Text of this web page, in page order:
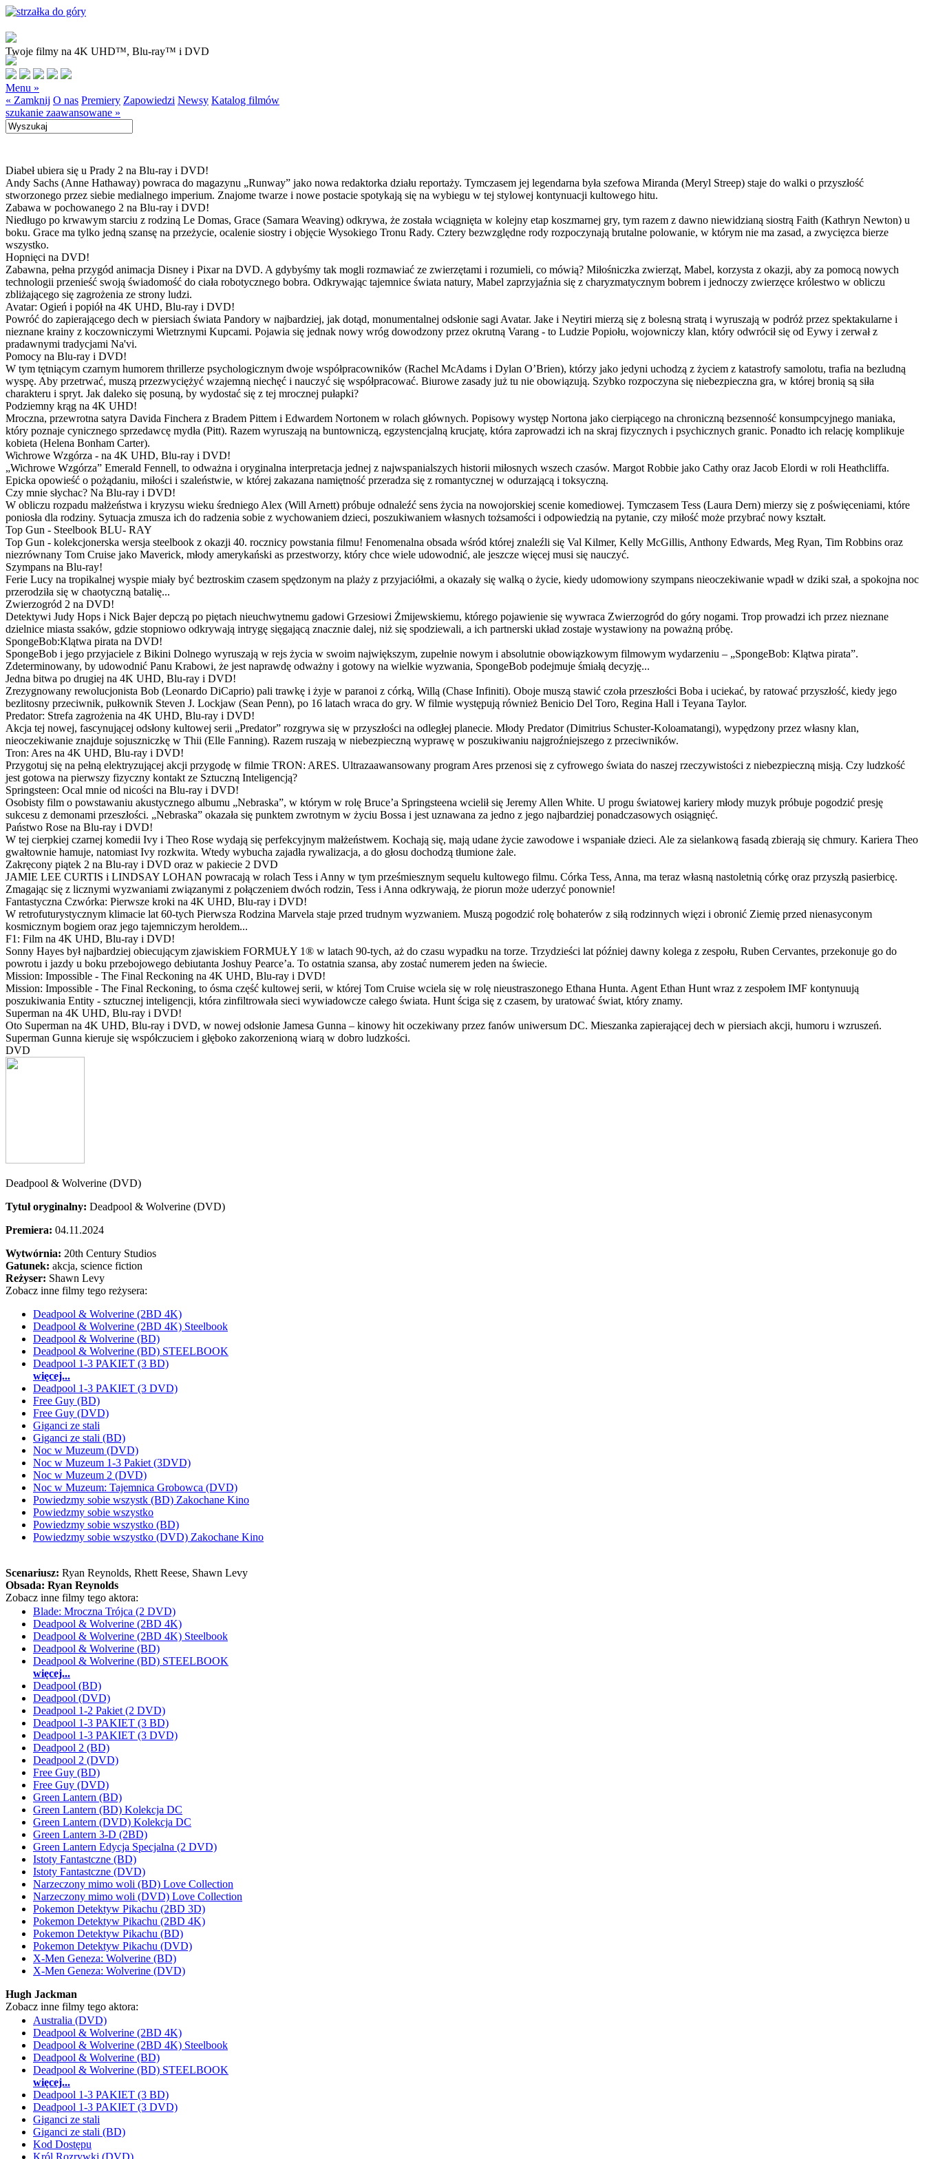
Twoje filmy na 4K UHD™, Blu-ray™ i DVD
Menu »
« Zamknij O nas Premiery Zapowiedzi Newsy Katalog filmów
szukanie zaawansowane »
Diabeł ubiera się u Prady 2 na Blu-ray i DVD!
Andy Sachs (Anne Hathaway) powraca do magazynu „Runway” jako nowa redaktorka działu reportaży. Tymczasem jej legendarna była szefowa Miranda (Meryl Streep) staje do walki o przyszłość
stworzonego przez siebie medialnego imperium. Znajome twarze i nowe postacie spotykają się na wybiegu w tej stylowej kontynuacji kultowego hitu.
Zabawa w pochowanego 2 na Blu-ray i DVD!
Niedługo po krwawym starciu z rodziną Le Domas, Grace (Samara Weaving) odkrywa, że została wciągnięta w kolejny etap koszmarnej gry, tym razem z dawno niewidzianą siostrą Faith (Kathryn Newton) u
boku. Grace ma tylko jedną szansę na przeżycie, ocalenie siostry i objęcie Wysokiego Tronu Rady. Cztery bezwzględne rody rozpoczynają brutalne polowanie, w którym nie ma zasad, a zwycięzca bierze
wszystko.
Hopnięci na DVD!
Zabawna, pełna przygód animacja Disney i Pixar na DVD. A gdybyśmy tak mogli rozmawiać ze zwierzętami i rozumieli, co mówią? Miłośniczka zwierząt, Mabel, korzysta z okazji, aby za pomocą nowych
technologii przenieść swoją świadomość do ciała robotycznego bobra. Odkrywając tajemnice świata natury, Mabel zaprzyjaźnia się z charyzmatycznym bobrem i jednoczy zwierzęce królestwo w obliczu
zbliżającego się zagrożenia ze strony ludzi.
Avatar: Ogień i popiół na 4K UHD, Blu-ray i DVD!
Powróć do zapierającego dech w piersiach świata Pandory w najbardziej, jak dotąd, monumentalnej odsłonie sagi Avatar. Jake i Neytiri mierzą się z bolesną stratą i wyruszają w podróż przez spektakularne i
nieznane krainy z koczowniczymi Wietrznymi Kupcami. Pojawia się jednak nowy wróg dowodzony przez okrutną Varang - to Ludzie Popiołu, wojowniczy klan, który odwrócił się od Eywy i zerwał z
pradawnymi tradycjami Na'vi.
Pomocy na Blu-ray i DVD!
W tym tętniącym czarnym humorem thrillerze psychologicznym dwoje współpracowników (Rachel McAdams i Dylan O’Brien), którzy jako jedyni uchodzą z życiem z katastrofy samolotu, trafia na bezludną
wyspę. Aby przetrwać, muszą przezwyciężyć wzajemną niechęć i nauczyć się współpracować. Biurowe zasady już tu nie obowiązują. Szybko rozpoczyna się niebezpieczna gra, w której bronią są siła
charakteru i spryt. Jak daleko się posuną, by wydostać się z tej mrocznej pułapki?
Podziemny krąg na 4K UHD!
Mroczna, przewrotna satyra Davida Finchera z Bradem Pittem i Edwardem Nortonem w rolach głównych. Popisowy występ Nortona jako cierpiącego na chroniczną bezsenność konsumpcyjnego maniaka,
który poznaje cynicznego sprzedawcę mydła (Pitt). Razem wyruszają na buntowniczą, egzystencjalną krucjatę, która zaprowadzi ich na skraj fizycznych i psychicznych granic. Ponadto ich relację komplikuje
kobieta (Helena Bonham Carter).
Wichrowe Wzgórza - na 4K UHD, Blu-ray i DVD!
„Wichrowe Wzgórza” Emerald Fennell, to odważna i oryginalna interpretacja jednej z najwspanialszych historii miłosnych wszech czasów. Margot Robbie jako Cathy oraz Jacob Elordi w roli Heathcliffa.
Epicka opowieść o pożądaniu, miłości i szaleństwie, w której zakazana namiętność przeradza się z romantycznej w odurzającą i toksyczną.
Czy mnie słychac? Na Blu-ray i DVD!
W obliczu rozpadu małżeństwa i kryzysu wieku średniego Alex (Will Arnett) próbuje odnaleźć sens życia na nowojorskiej scenie komediowej. Tymczasem Tess (Laura Dern) mierzy się z poświęceniami, które
poniosła dla rodziny. Sytuacja zmusza ich do radzenia sobie z wychowaniem dzieci, poszukiwaniem własnych tożsamości i odpowiedzią na pytanie, czy miłość może przybrać nowy kształt.
Top Gun - Steelbook BLU- RAY
Top Gun - kolekcjonerska wersja steelbook z okazji 40. rocznicy powstania filmu! Fenomenalna obsada wśród której znaleźli się Val Kilmer, Kelly McGillis, Anthony Edwards, Meg Ryan, Tim Robbins oraz
niezrównany Tom Cruise jako Maverick, młody amerykański as przestworzy, który chce wiele udowodnić, ale jeszcze więcej musi się nauczyć.
Szympans na Blu-ray!
Ferie Lucy na tropikalnej wyspie miały być beztroskim czasem spędzonym na plaży z przyjaciółmi, a okazały się walką o życie, kiedy udomowiony szympans nieoczekiwanie wpadł w dziki szał, a spokojna noc
przerodziła się w chaotyczną batalię...
Zwierzogród 2 na DVD!
Detektywi Judy Hops i Nick Bajer depczą po piętach nieuchwytnemu gadowi Grzesiowi Żmijewskiemu, którego pojawienie się wywraca Zwierzogród do góry nogami. Trop prowadzi ich przez nieznane
dzielnice miasta ssaków, gdzie stopniowo odkrywają intrygę sięgającą znacznie dalej, niż się spodziewali, a ich partnerski układ zostaje wystawiony na poważną próbę.
SpongeBob:Klątwa pirata na DVD!
SpongeBob i jego przyjaciele z Bikini Dolnego wyruszają w rejs życia w swoim największym, zupełnie nowym i absolutnie obowiązkowym filmowym wydarzeniu – „SpongeBob: Klątwa pirata”.
Zdeterminowany, by udowodnić Panu Krabowi, że jest naprawdę odważny i gotowy na wielkie wyzwania, SpongeBob podejmuje śmiałą decyzję...
Jedna bitwa po drugiej na 4K UHD, Blu-ray i DVD!
Zrezygnowany rewolucjonista Bob (Leonardo DiCaprio) pali trawkę i żyje w paranoi z córką, Willą (Chase Infiniti). Oboje muszą stawić czoła przeszłości Boba i uciekać, by ratować przyszłość, kiedy jego
bezlitosny przeciwnik, pułkownik Steven J. Lockjaw (Sean Penn), po 16 latach wraca do gry. W filmie występują również Benicio Del Toro, Regina Hall i Teyana Taylor.
Predator: Strefa zagrożenia na 4K UHD, Blu-ray i DVD!
Akcja tej nowej, fascynującej odsłony kultowej serii „Predator” rozgrywa się w przyszłości na odległej planecie. Młody Predator (Dimitrius Schuster-Koloamatangi), wypędzony przez własny klan,
nieoczekiwanie znajduje sojuszniczkę w Thii (Elle Fanning). Razem ruszają w niebezpieczną wyprawę w poszukiwaniu najgroźniejszego z przeciwników.
Tron: Ares na 4K UHD, Blu-ray i DVD!
Przygotuj się na pełną elektryzującej akcji przygodę w filmie TRON: ARES. Ultrazaawansowany program Ares przenosi się z cyfrowego świata do naszej rzeczywistości z niebezpieczną misją. Czy ludzkość
jest gotowa na pierwszy fizyczny kontakt ze Sztuczną Inteligencją?
Springsteen: Ocal mnie od nicości na Blu-ray i DVD!
Osobisty film o powstawaniu akustycznego albumu „Nebraska”, w którym w rolę Bruce’a Springsteena wcielił się Jeremy Allen White. U progu światowej kariery młody muzyk próbuje pogodzić presję
sukcesu z demonami przeszłości. „Nebraska” okazała się punktem zwrotnym w życiu Bossa i jest uznawana za jedno z jego najbardziej ponadczasowych osiągnięć.
Państwo Rose na Blu-ray i DVD!
W tej cierpkiej czarnej komedii Ivy i Theo Rose wydają się perfekcyjnym małżeństwem. Kochają się, mają udane życie zawodowe i wspaniałe dzieci. Ale za sielankową fasadą zbierają się chmury. Kariera Theo
gwałtownie hamuje, natomiast Ivy rozkwita. Wtedy wybucha zajadła rywalizacja, a do głosu dochodzą tłumione żale.
Zakręcony piątek 2 na Blu-ray i DVD oraz w pakiecie 2 DVD
JAMIE LEE CURTIS i LINDSAY LOHAN powracają w rolach Tess i Anny w tym prześmiesznym sequelu kultowego filmu. Córka Tess, Anna, ma teraz własną nastoletnią córkę oraz przyszłą pasierbicę.
Zmagając się z licznymi wyzwaniami związanymi z połączeniem dwóch rodzin, Tess i Anna odkrywają, że piorun może uderzyć ponownie!
Fantastyczna Czwórka: Pierwsze kroki na 4K UHD, Blu-ray i DVD!
W retrofuturystycznym klimacie lat 60-tych Pierwsza Rodzina Marvela staje przed trudnym wyzwaniem. Muszą pogodzić rolę bohaterów z siłą rodzinnych więzi i obronić Ziemię przed nienasyconym
kosmicznym bogiem oraz jego tajemniczym heroldem...
F1: Film na 4K UHD, Blu-ray i DVD!
Sonny Hayes był najbardziej obiecującym zjawiskiem FORMUŁY 1® w latach 90-tych, aż do czasu wypadku na torze. Trzydzieści lat później dawny kolega z zespołu, Ruben Cervantes, przekonuje go do
powrotu i jazdy u boku przebojowego debiutanta Joshuy Pearce’a. To ostatnia szansa, aby zostać numerem jeden na świecie.
Mission: Impossible - The Final Reckoning na 4K UHD, Blu-ray i DVD!
Mission: Impossible - The Final Reckoning, to ósma część kultowej serii, w której Tom Cruise wciela się w rolę nieustraszonego Ethana Hunta. Agent Ethan Hunt wraz z zespołem IMF kontynuują
poszukiwania Entity - sztucznej inteligencji, która zinfiltrowała sieci wywiadowcze całego świata. Hunt ściga się z czasem, by uratować świat, który znamy.
Superman na 4K UHD, Blu-ray i DVD!
Oto Superman na 4K UHD, Blu-ray i DVD, w nowej odsłonie Jamesa Gunna – kinowy hit oczekiwany przez fanów uniwersum DC. Mieszanka zapierającej dech w piersiach akcji, humoru i wzruszeń.
Superman Gunna kieruje się współczuciem i głęboko zakorzenioną wiarą w dobro ludzkości.
DVD
Deadpool & Wolverine (DVD)
Tytuł oryginalny: Deadpool & Wolverine (DVD)
Premiera: 04.11.2024
Wytwórnia: 20th Century Studios
Gatunek: akcja, science fiction
Reżyser: Shawn Levy
Zobacz inne filmy tego reżysera:
Deadpool & Wolverine (2BD 4K)
Deadpool & Wolverine (2BD 4K) Steelbook
Deadpool & Wolverine (BD)
Deadpool & Wolverine (BD) STEELBOOK
Deadpool 1-3 PAKIET (3 BD)
więcej...
Deadpool 1-3 PAKIET (3 DVD)
Free Guy (BD)
Free Guy (DVD)
Giganci ze stali
Giganci ze stali (BD)
Noc w Muzeum (DVD)
Noc w Muzeum 1-3 Pakiet (3DVD)
Noc w Muzeum 2 (DVD)
Noc w Muzeum: Tajemnica Grobowca (DVD)
Powiedzmy sobie wszystk (BD) Zakochane Kino
Powiedzmy sobie wszystko
Powiedzmy sobie wszystko (BD)
Powiedzmy sobie wszystko (DVD) Zakochane Kino
Scenariusz: Ryan Reynolds, Rhett Reese, Shawn Levy
Obsada: Ryan Reynolds
Zobacz inne filmy tego aktora:
Blade: Mroczna Trójca (2 DVD)
Deadpool & Wolverine (2BD 4K)
Deadpool & Wolverine (2BD 4K) Steelbook
Deadpool & Wolverine (BD)
Deadpool & Wolverine (BD) STEELBOOK
więcej...
Deadpool (BD)
Deadpool (DVD)
Deadpool 1-2 Pakiet (2 DVD)
Deadpool 1-3 PAKIET (3 BD)
Deadpool 1-3 PAKIET (3 DVD)
Deadpool 2 (BD)
Deadpool 2 (DVD)
Free Guy (BD)
Free Guy (DVD)
Green Lantern (BD)
Green Lantern (BD) Kolekcja DC
Green Lantern (DVD) Kolekcja DC
Green Lantern 3-D (2BD)
Green Lantern Edycja Specjalna (2 DVD)
Istoty Fantastczne (BD)
Istoty Fantastczne (DVD)
Narzeczony mimo woli (BD) Love Collection
Narzeczony mimo woli (DVD) Love Collection
Pokemon Detektyw Pikachu (2BD 3D)
Pokemon Detektyw Pikachu (2BD 4K)
Pokemon Detektyw Pikachu (BD)
Pokemon Detektyw Pikachu (DVD)
X-Men Geneza: Wolverine (BD)
X-Men Geneza: Wolverine (DVD)
Hugh Jackman
Zobacz inne filmy tego aktora:
Australia (DVD)
Deadpool & Wolverine (2BD 4K)
Deadpool & Wolverine (2BD 4K) Steelbook
Deadpool & Wolverine (BD)
Deadpool & Wolverine (BD) STEELBOOK
więcej...
Deadpool 1-3 PAKIET (3 BD)
Deadpool 1-3 PAKIET (3 DVD)
Giganci ze stali
Giganci ze stali (BD)
Kod Dostępu
Król Rozrywki (DVD)